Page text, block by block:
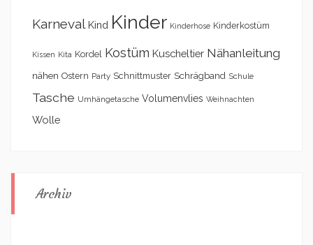
Karneval Kind Kinder Kinderhose Kinderkostüm
Kissen Kita Kordel Kostüm Kuscheltier Nähanleitung
nähen Ostern Party Schnittmuster Schrägband Schule
Tasche Umhängetasche Volumenvlies Weihnachten
Wolle
Archiv